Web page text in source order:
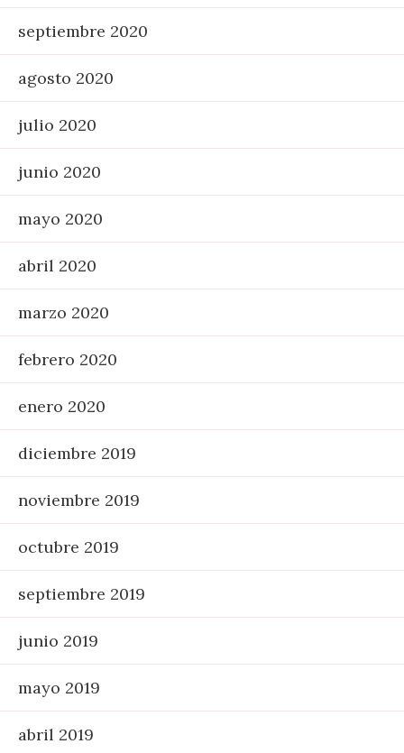
septiembre 2020
agosto 2020
julio 2020
junio 2020
mayo 2020
abril 2020
marzo 2020
febrero 2020
enero 2020
diciembre 2019
noviembre 2019
octubre 2019
septiembre 2019
junio 2019
mayo 2019
abril 2019